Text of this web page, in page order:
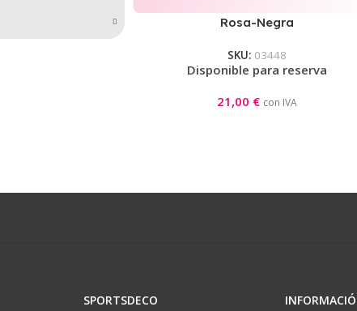
Rosa-Negra
SKU: 03448
Disponible para reserva
21,00 € con IVA
SPORTSDECO